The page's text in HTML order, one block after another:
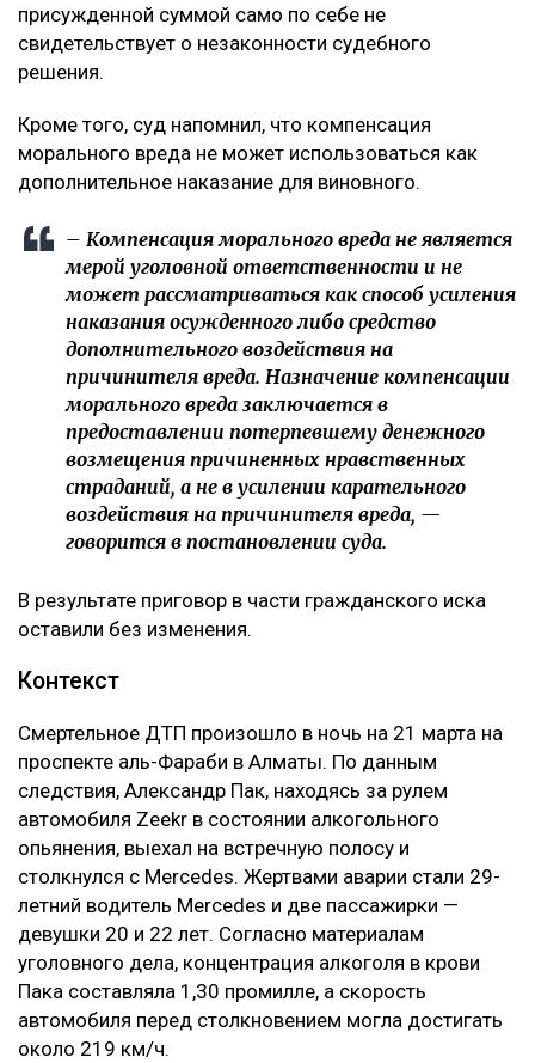
присужденной суммой само по себе не
свидетельствует о незаконности судебного
решения.
Кроме того, суд напомнил, что компенсация
морального вреда не может использоваться как
дополнительное наказание для виновного.
– Компенсация морального вреда не является
мерой уголовной ответственности и не
может рассматриваться как способ усиления
наказания осужденного либо средство
дополнительного воздействия на
причинителя вреда. Назначение компенсации
морального вреда заключается в
предоставлении потерпевшему денежного
возмещения причиненных нравственных
страданий, а не в усилении карательного
воздействия на причинителя вреда, —
говорится в постановлении суда.
В результате приговор в части гражданского иска
оставили без изменения.
Контекст
Смертельное ДТП произошло в ночь на 21 марта на
проспекте аль-Фараби в Алматы. По данным
следствия, Александр Пак, находясь за рулем
автомобиля Zeekr в состоянии алкогольного
опьянения, выехал на встречную полосу и
столкнулся с Mercedes. Жертвами аварии стали 29-
летний водитель Mercedes и две пассажирки —
девушки 20 и 22 лет. Согласно материалам
уголовного дела, концентрация алкоголя в крови
Пака составляла 1,30 промилле, а скорость
автомобиля перед столкновением могла достигать
около 219 км/ч.